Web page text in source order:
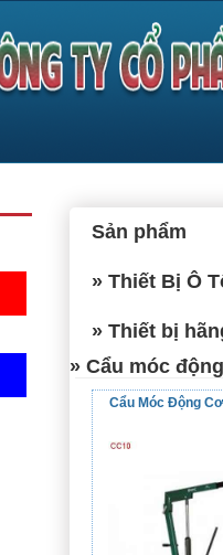
Sản phẩm
» Thiết Bị Ô
» Thiết bị
» Cẩu móc
Cẩu Móc Động